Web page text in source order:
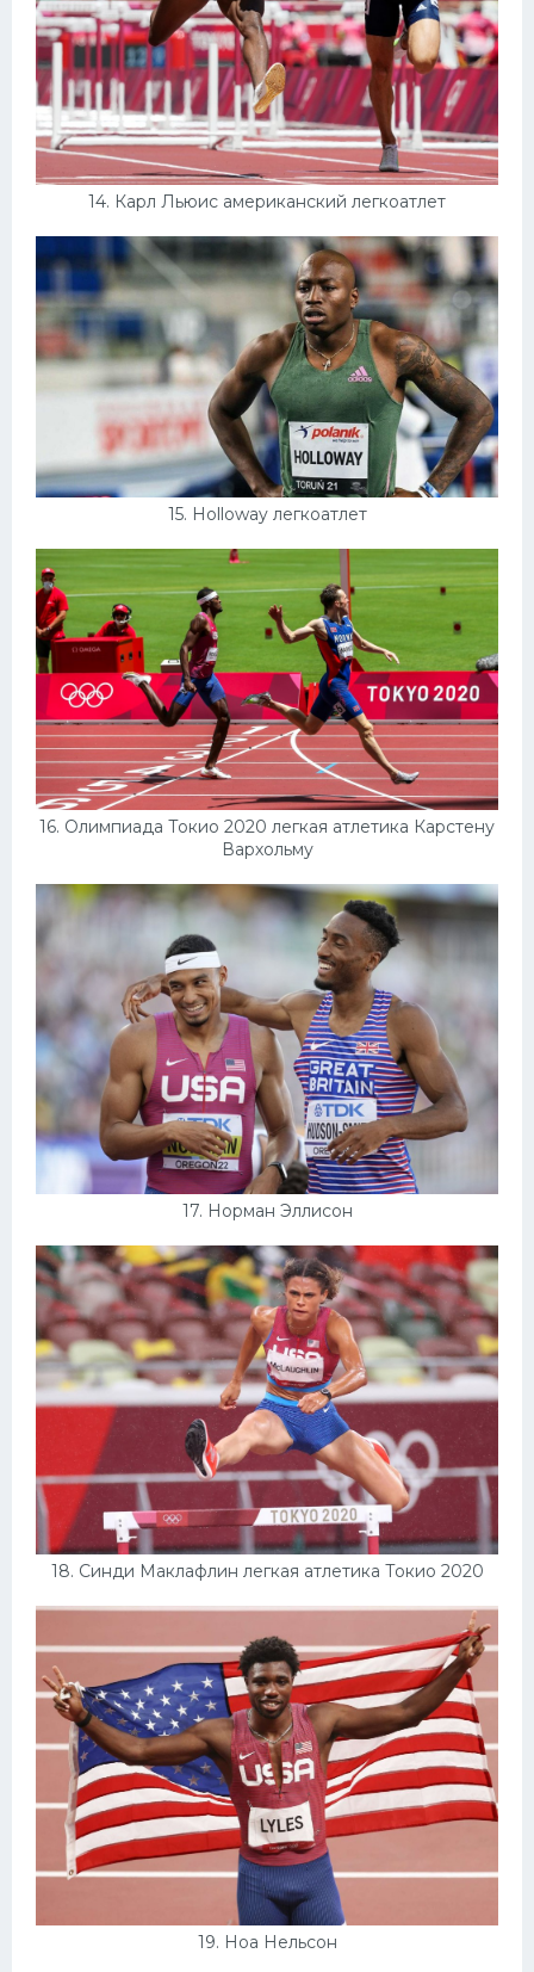
14. Карл Льюис американский легкоатлет
15. Holloway легкоатлет
16. Олимпиада Токио 2020 легкая атлетика Карстену
Вархольму
17. Норман Эллисон
18. Синди Маклафлин легкая атлетика Токио 2020
19. Ноа Нельсон